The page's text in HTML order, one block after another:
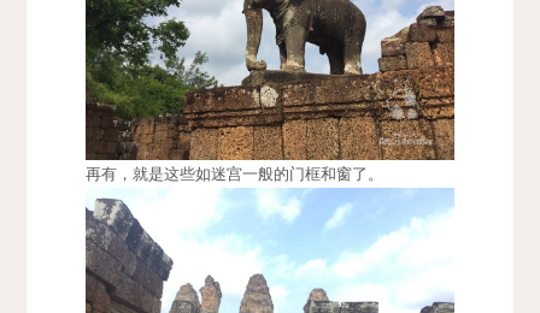
再有，就是这些如迷宫一般的门框和窗了。